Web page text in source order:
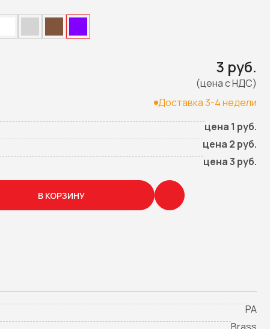
3 руб.
(цена с НДС)
Доставка 3-4 недели
цена 1 руб.
цена 2 руб.
цена 3 руб.
В КОРЗИНУ
PA